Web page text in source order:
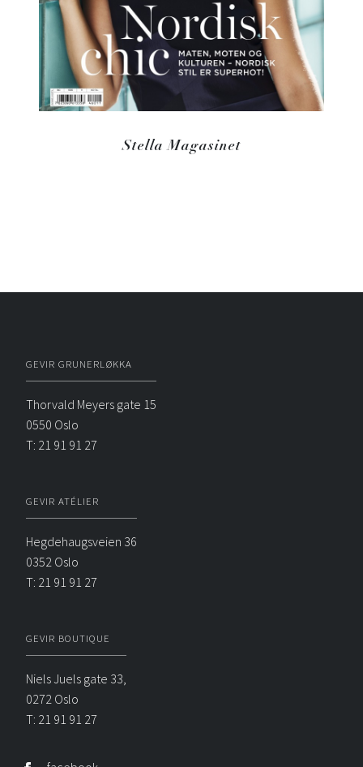
Stella Magasinet
GEVIR GRUNERLØKKA
Thorvald Meyers gate 15
0550 Oslo
T: 21 91 91 27
GEVIR ATÉLIER
Hegdehaugsveien 36
0352 Oslo
T: 21 91 91 27
GEVIR BOUTIQUE
Niels Juels gate 33,
0272 Oslo
T: 21 91 91 27